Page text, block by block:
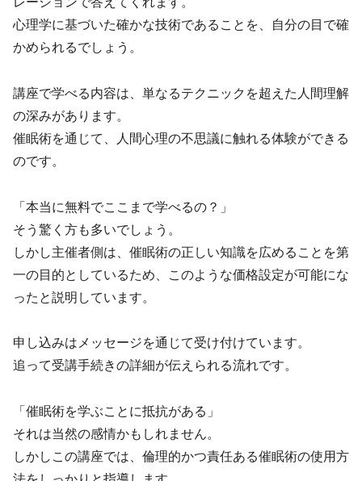
心理学に基づいた確かな技術であることを、自分の目で確
かめられるでしょう。
講座で学べる内容は、単なるテクニックを超えた人間理解
の深みがあります。
催眠術を通じて、人間心理の不思議に触れる体験ができる
のです。
「本当に無料でここまで学べるの？」
そう驚く方も多いでしょう。
しかし主催者側は、催眠術の正しい知識を広めることを第
一の目的としているため、このような価格設定が可能にな
ったと説明しています。
申し込みはメッセージを通じて受け付けています。
追って受講手続きの詳細が伝えられる流れです。
「催眠術を学ぶことに抵抗がある」
それは当然の感情かもしれません。
しかしこの講座では、倫理的かつ責任ある催眠術の使用方